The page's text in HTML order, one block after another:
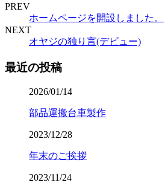
PREV
ホームページを開設しました。
NEXT
オヤジの独り言(デビュー)
最近の投稿
2026/01/14
部品運搬台車製作
2023/12/28
年末のご挨拶
2023/11/24